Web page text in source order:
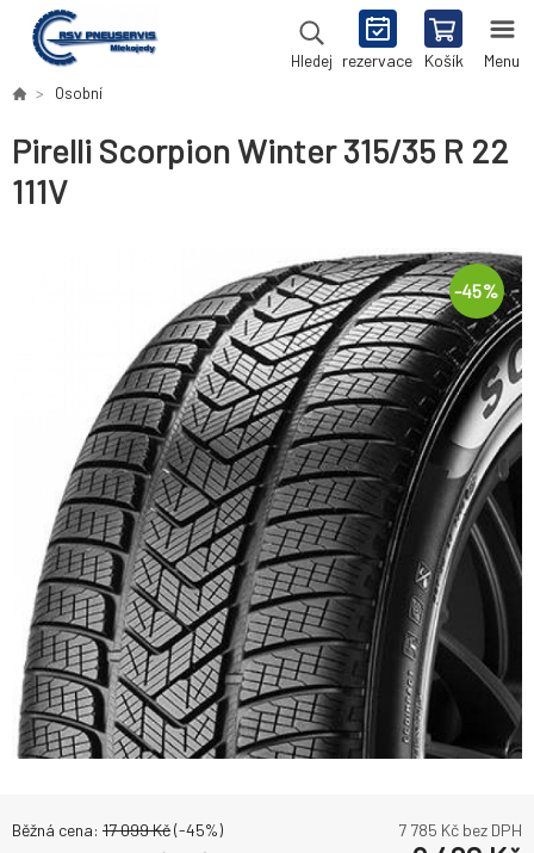
Hledej rezervace Košík Menu
Osobní
Pirelli Scorpion Winter 315/35 R 22
111V
-45%
Běžná cena: 17 099Kč(-45%) 7 785 Kč bez DPH